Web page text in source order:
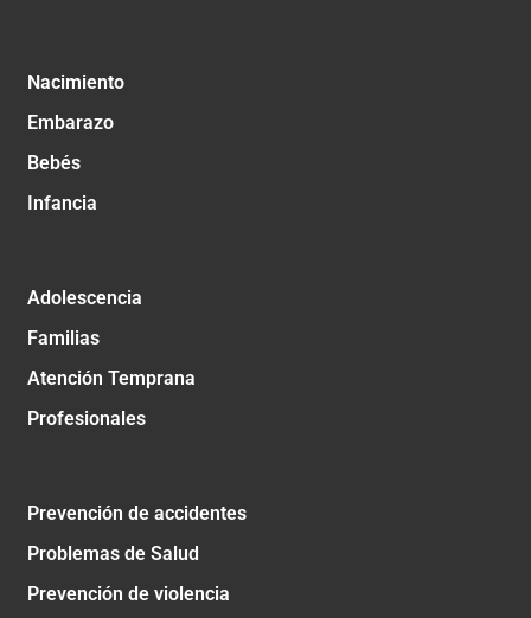
Nacimiento
Embarazo
Bebés
Infancia
Adolescencia
Familias
Atención Temprana
Profesionales
Prevención de accidentes
Problemas de Salud
Prevención de violencia